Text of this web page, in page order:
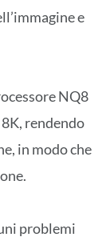
e
NQ8
rendendo
in modo che
problemi